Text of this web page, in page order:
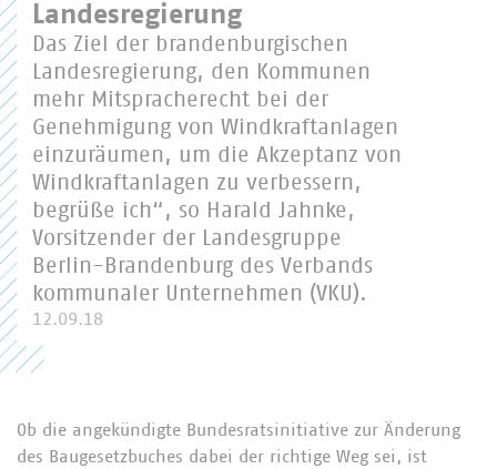
Landesregierung
Das Ziel der brandenburgischen
Landesregierung, den Kommunen
mehr Mitspracherecht bei der
Genehmigung von Windkraftanlagen
einzuräumen, um die Akzeptanz von
Windkraftanlagen zu verbessern,
begrüße ich“, so Harald Jahnke,
Vorsitzender der Landesgruppe
Berlin-Brandenburg des Verbands
kommunaler Unternehmen (VKU).
12.09.18
Ob die angekündigte Bundesratsinitiative zur Änderung
des Baugesetzbuches dabei der richtige Weg sei, ist